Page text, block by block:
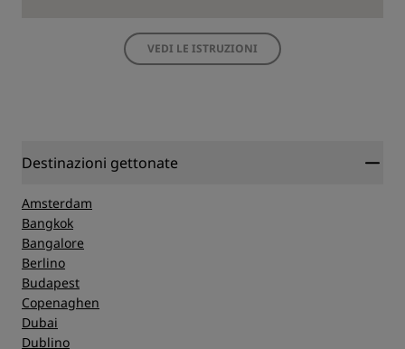
VEDI LE ISTRUZIONI
Destinazioni gettonate
Amsterdam
Bangkok
Bangalore
Berlino
Budapest
Copenaghen
Dubai
Dublino